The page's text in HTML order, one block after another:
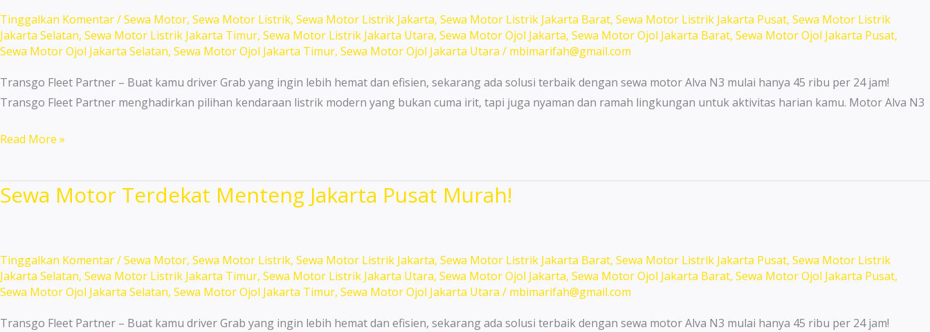
Praktis!
Tinggalkan Komentar/Sewa Motor, Sewa Motor Listrik, Sewa Motor Listrik Jakarta, Sewa Motor Listrik Jakarta Barat, Sewa Motor Listrik Jakarta Pusat, Sewa Motor Listrik
Jakarta Selatan, Sewa Motor Listrik Jakarta Timur, Sewa Motor Listrik Jakarta Utara, Sewa Motor Ojol Jakarta, Sewa Motor Ojol Jakarta Barat, Sewa Motor Ojol Jakarta Pusat,
Sewa Motor Ojol Jakarta Selatan, Sewa Motor Ojol Jakarta Timur, Sewa Motor Ojol Jakarta Utara / mbimarifah@gmail.com
Transgo Fleet Partner – Buat kamu driver Grab yang ingin lebih hemat dan efisien, sekarang ada solusi terbaik dengan sewa motor Alva N3 mulai hanya 45 ribu per 24 jam!
Transgo Fleet Partner menghadirkan pilihan kendaraan listrik modern yang bukan cuma irit, tapi juga nyaman dan ramah lingkungan untuk aktivitas harian kamu. Motor Alva N3
Rental
Ojol
Senen
Murah
Harian
Bulanan!
Read More »
Sewa Motor Terdekat Menteng Jakarta Pusat Murah!
Tinggalkan Komentar/Sewa Motor, Sewa Motor Listrik, Sewa Motor Listrik Jakarta, Sewa Motor Listrik Jakarta Barat, Sewa Motor Listrik Jakarta Pusat, Sewa Motor Listrik
Jakarta Selatan, Sewa Motor Listrik Jakarta Timur, Sewa Motor Listrik Jakarta Utara, Sewa Motor Ojol Jakarta, Sewa Motor Ojol Jakarta Barat, Sewa Motor Ojol Jakarta Pusat,
Sewa Motor Ojol Jakarta Selatan, Sewa Motor Ojol Jakarta Timur, Sewa Motor Ojol Jakarta Utara / mbimarifah@gmail.com
Transgo Fleet Partner – Buat kamu driver Grab yang ingin lebih hemat dan efisien, sekarang ada solusi terbaik dengan sewa motor Alva N3 mulai hanya 45 ribu per 24 jam!